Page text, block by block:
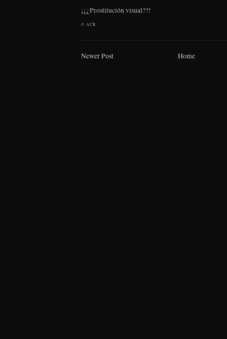
¡¿¿Prostitución visual??!
© ACR
Newer Post Home